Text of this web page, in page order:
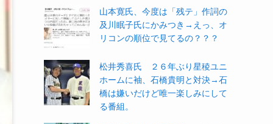
山本寛氏、今度は「残テ」作詞の
及川眠子氏にかみつき→えっ、オ
リコンの順位で見てるの？？？
松井秀喜氏 ２６年ぶり星稜ユニ
ホームに袖、石橋貴明と対決→石
橋は嫌いだけど唯一楽しみにして
る番組。